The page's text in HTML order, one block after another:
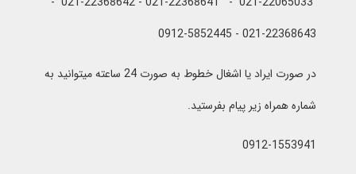
021-22368643 - 0912-5852445
در صورت ایراد یا اشغال خطوط به صورت 24 ساعته میتوانید به
شماره همراه زیر پیام بفرستید.
0912-1553941